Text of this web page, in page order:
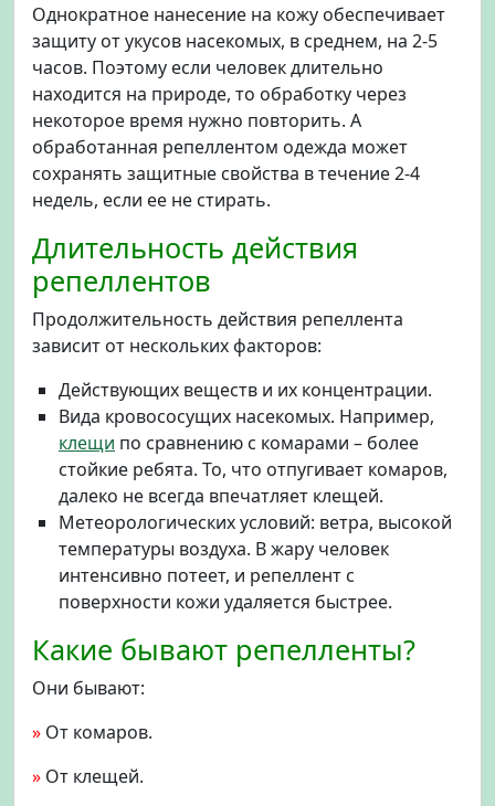
Однократное нанесение на кожу обеспечивает
защиту от укусов насекомых, в среднем, на 2-5
часов. Поэтому если человек длительно
находится на природе, то обработку через
некоторое время нужно повторить. А
обработанная репеллентом одежда может
сохранять защитные свойства в течение 2-4
недель, если ее не стирать.
Длительность действия
репеллентов
Продолжительность действия репеллента
зависит от нескольких факторов:
Действующих веществ и их концентрации.
Вида кровососущих насекомых. Например,
клещи по сравнению с комарами – более
стойкие ребята. То, что отпугивает комаров,
далеко не всегда впечатляет клещей.
Метеорологических условий: ветра, высокой
температуры воздуха. В жару человек
интенсивно потеет, и репеллент с
поверхности кожи удаляется быстрее.
Какие бывают репелленты?
Они бывают:
» От комаров.
» От клещей.